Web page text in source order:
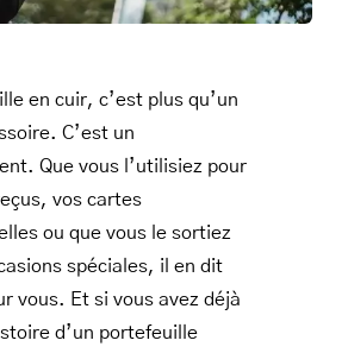
PASSPORT WALLET
HOLDER COLLECTION
FOR MEN & WOMEN
en cuir, c’est plus qu’un
C’est un
Que vous l’utilisiez pour
vos cartes
ou que vous le sortiez
spéciales, il en dit
vous. Et si vous avez déjà
d’un portefeuille